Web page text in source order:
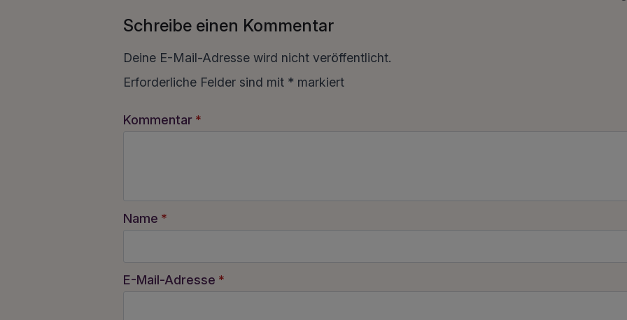
Schreibe einen Kommentar
Deine E-Mail-Adresse wird nicht veröffentlicht.
Erforderliche Felder sind mit * markiert
Kommentar *
Name *
E-Mail-Adresse *